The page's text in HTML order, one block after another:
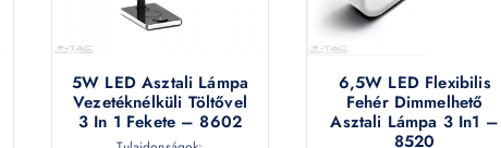
5W LED Asztali Lámpa
Vezetéknélküli Töltővel
3 In 1 Fekete – 8602
6,5W LED Flexibilis
Fehér Dimmelhető
Asztali Lámpa 3 In1 –
8520